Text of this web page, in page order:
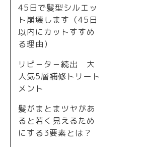
45日で髪型シルエッ
ト崩壊します（45日
以内にカットすすめ
る理由）
リピ－タ－続出 大
人気5層補修トリート
メント
髪がまとまツヤがあ
ると若く見えるため
にする3要素とは？